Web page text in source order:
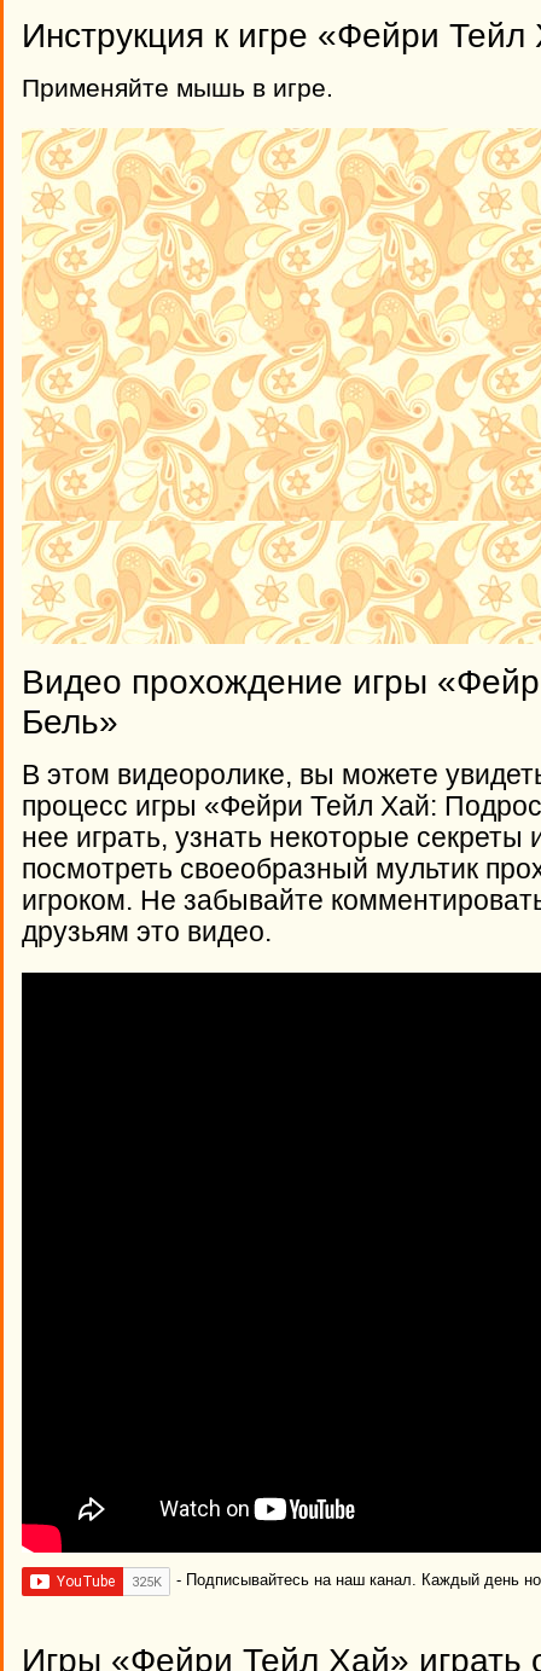
Инструкция к игре «Фейри
Применяйте мышь в игре.
Видео прохождение игры
Бель»
В этом видеоролике, вы можете
процесс игры «Фейри Тейл Хай:
нее играть, узнать некоторые секреты
посмотреть своеобразный мультик
игроком. Не забывайте
друзьям это видео.
- Подписывайтесь на наш канал. Каждый день
Игры «Фейри Тейл Хай» играть